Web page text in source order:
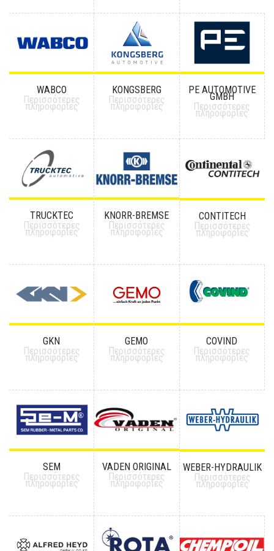
WABCO
Περισσότερες
πληροφορίες
KONGSBERG
Περισσότερες
πληροφορίες
PE AUTOMOTIVE
GMBH
Περισσότερες
πληροφορίες
TRUCKTEC
Περισσότερες
πληροφορίες
KNORR-BREMSE
Περισσότερες
πληροφορίες
CONTITECH
Περισσότερες
πληροφορίες
GKN
Περισσότερες
πληροφορίες
GEMO
Περισσότερες
πληροφορίες
COVIND
Περισσότερες
πληροφορίες
SEM
Περισσότερες
πληροφορίες
VADEN ORIGINAL
Περισσότερες
πληροφορίες
WEBER-HYDRAULIK
Περισσότερες
πληροφορίες